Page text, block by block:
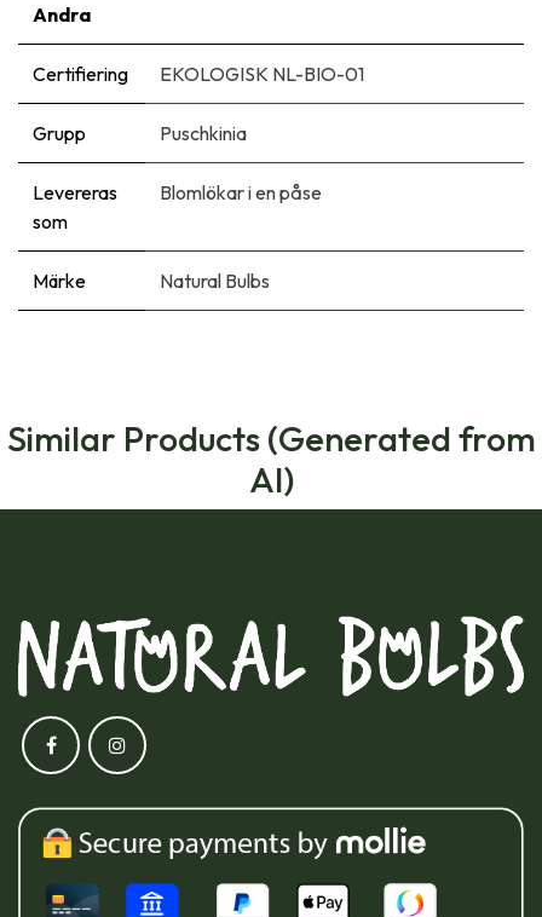
Andra
Certifiering EKOLOGISK NL-BIO-01
Grupp Puschkinia
Levereras
som
Blomlökar i en påse
Märke Natural Bulbs
Similar Products (Generated from
AI)